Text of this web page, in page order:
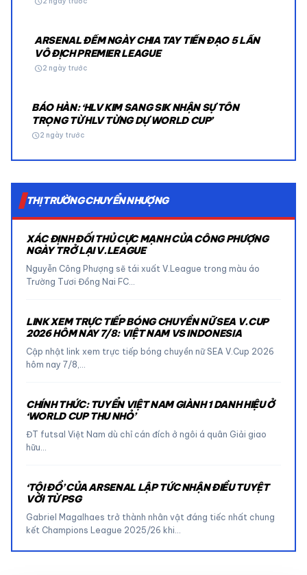
ARSENAL ĐẾM NGÀY CHIA TAY TIỀN ĐẠO 5 LẦN
VÔ ĐỊCH PREMIER LEAGUE
schedule2 ngày trước
BÁO HÀN: ‘HLV KIM SANG SIK NHẬN SỰ TÔN
TRỌNG TỪ HLV TỪNG DỰ WORLD CUP’
schedule2 ngày trước
THỊ TRƯỜNG CHUYỂN NHƯỢNG
XÁC ĐỊNH ĐỐI THỦ CỰC MẠNH CỦA CÔNG PHƯỢNG
NGÀY TRỞ LẠI V.LEAGUE
Nguyễn Công Phượng sẽ tái xuất V.League trong màu áo
Trường Tươi Đồng Nai FC…
LINK XEM TRỰC TIẾP BÓNG CHUYỀN NỮ SEA V.CUP
2026 HÔM NAY 7/8: VIỆT NAM VS INDONESIA
Cập nhật link xem trực tiếp bóng chuyền nữ SEA V.Cup 2026
hôm nay 7/8,…
CHÍNH THỨC: TUYỂN VIỆT NAM GIÀNH 1 DANH HIỆU Ở
‘WORLD CUP THU NHỎ’
ĐT futsal Việt Nam dù chỉ cán đích ở ngôi á quân Giải giao
hữu…
‘TỘI ĐỒ’ CỦA ARSENAL LẬP TỨC NHẬN ĐIỀU TUYỆT
VỜI TỪ PSG
Gabriel Magalhaes trở thành nhân vật đáng tiếc nhất chung
kết Champions League 2025/26 khi…